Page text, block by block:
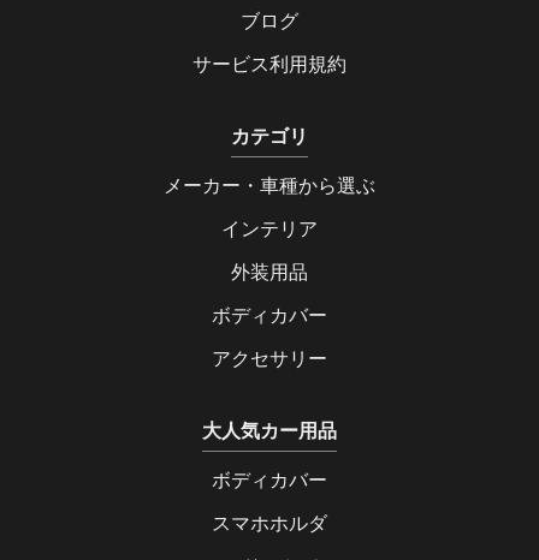
ブログ
サービス利用規約
カテゴリ
メーカー・車種から選ぶ
インテリア
外装用品
ボディカバー
アクセサリー
大人気カー用品
ボディカバー
スマホホルダ